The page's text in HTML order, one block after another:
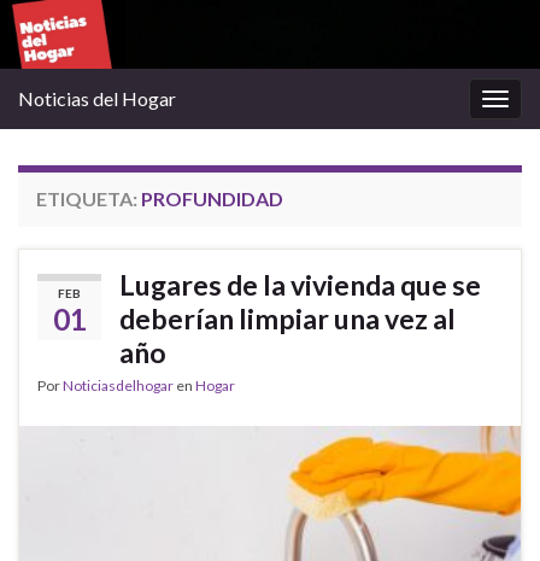
la
Noticias del Hogar
ETIQUETA: PROFUNDIDAD
FEB
01
Lugares de la vivienda que se
deberían limpiar una vez al
año
PorNoticiasdelhogar en Hogar